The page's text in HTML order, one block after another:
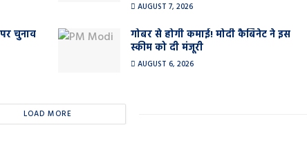
AUGUST 7, 2026
चुनाव
गोबर से होगी कमाई! मोदी कैबिनेट ने इस
स्कीम को दी मंजूरी
AUGUST 6, 2026
LOAD MORE